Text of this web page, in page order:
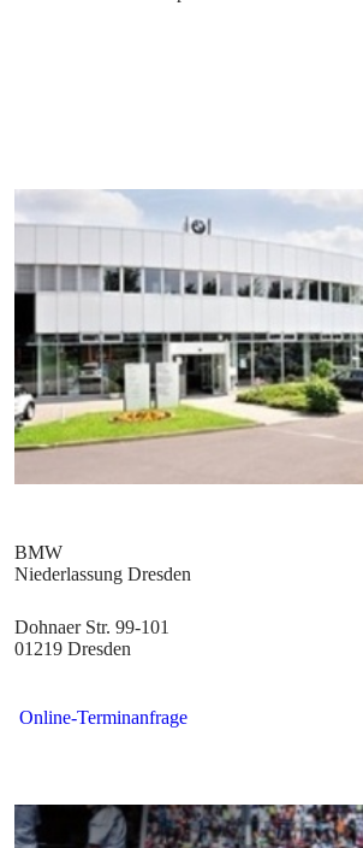
Dohnaer Str. 99-101
01219 Dresden